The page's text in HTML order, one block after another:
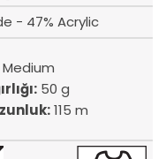
- 47% Acrylic
Medium
50 g
115 m